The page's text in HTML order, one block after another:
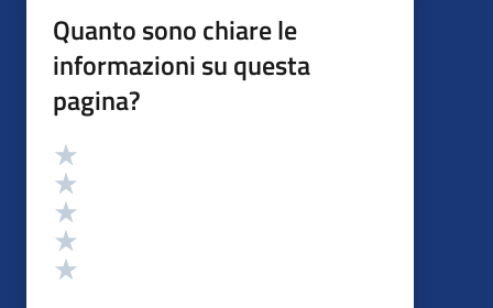
Quanto sono chiare le
informazioni su questa
pagina?
Valutazione